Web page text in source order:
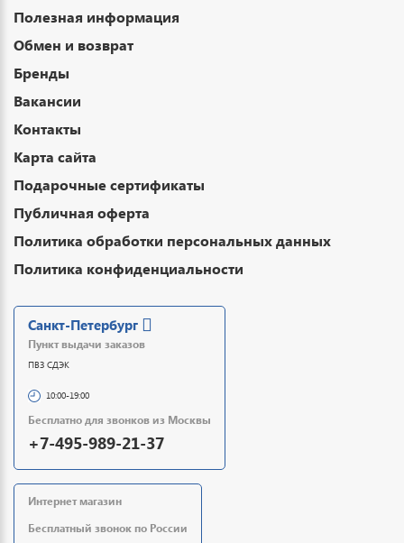
Полезная информация
Обмен и возврат
Бренды
Вакансии
Контакты
Карта сайта
Подарочные сертификаты
Публичная оферта
Политика обработки персональных данных
Политика конфиденциальности
Санкт-Петербург
Пункт выдачи заказов
ПВЗ СДЭК
10:00-19:00
Бесплатно для звонков из Москвы
+7-495-989-21-37
Интернет магазин
Бесплатный звонок по России